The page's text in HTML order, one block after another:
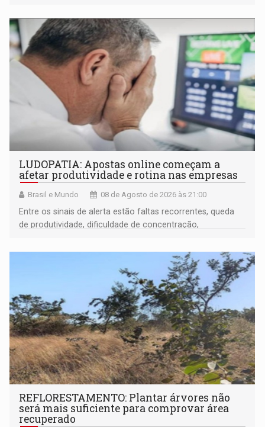
LUDOPATIA: Apostas online começam a
afetar produtividade e rotina nas empresas
Brasil e Mundo 08 de Agosto de 2026 às 21:00
Entre os sinais de alerta estão faltas recorrentes, queda
de produtividade, dificuldade de concentração,
REFLORESTAMENTO: Plantar árvores não
será mais suficiente para comprovar área
recuperado